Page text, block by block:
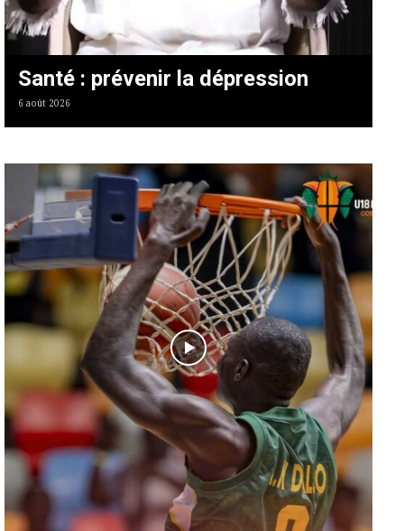
Santé : prévenir la dépression
6 août 2026